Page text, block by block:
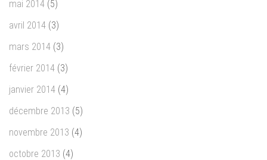
mai 2014 (5)
avril 2014 (3)
mars 2014 (3)
février 2014 (3)
janvier 2014 (4)
décembre 2013 (5)
novembre 2013 (4)
octobre 2013 (4)